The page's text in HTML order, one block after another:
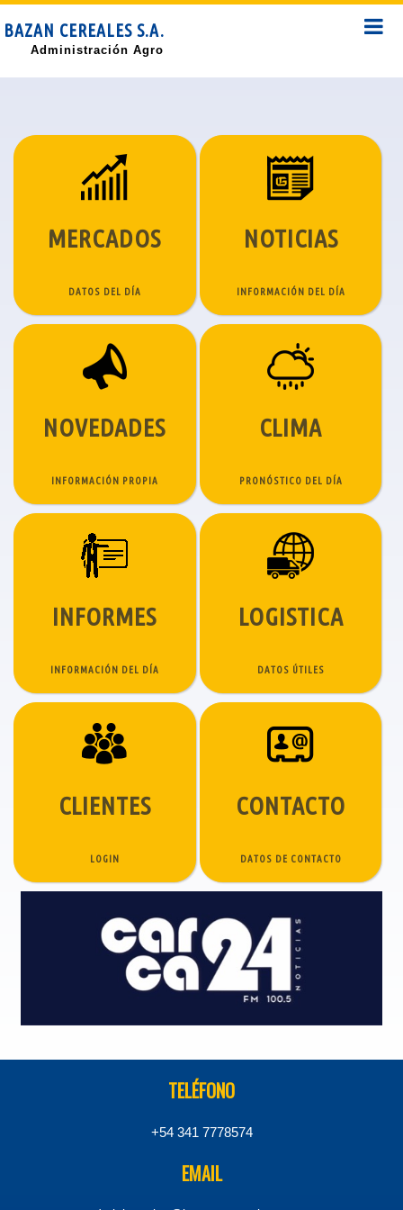
BAZAN CEREALES S.A.
Administración Agro
MERCADOS
DATOS DEL DÍA
NOTICIAS
INFORMACIÓN DEL DÍA
NOVEDADES
INFORMACIÓN PROPIA
CLIMA
PRONÓSTICO DEL DÍA
INFORMES
INFORMACIÓN DEL DÍA
LOGISTICA
DATOS ÚTILES
CLIENTES
LOGIN
CONTACTO
DATOS DE CONTACTO
TELÉFONO
+54 341 7778574
EMAIL